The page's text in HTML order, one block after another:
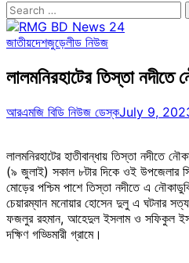
Search
for:
জাতীয়দেশজুড়েলীড নিউজ
লালমনিরহাটের তিস্তা
আরএমজি বিডি নিউজ ডেস্কJuly 9,
লালমনিরহাটের হাতীবান্ধায় তিস্তা নদীতে
(৯ জুলাই) সকাল ৮টার দিকে ওই উপজেলার
মোড়ের পশ্চিম পাশে তিস্তা নদীতে এ
চেয়ারম্যান মনোয়ার হোসেন দুলু এ ঘটনার
ফজলুর রহমান, আহেদুল ইসলাম ও সফিকুল
দক্ষিণ গড্ডিমারী গ্রামে।